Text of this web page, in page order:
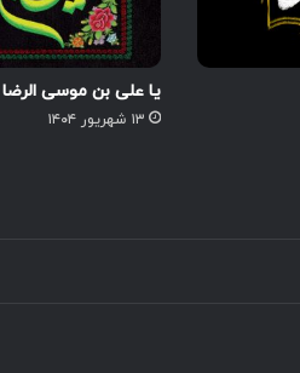
یا علی بن موسی الرضا
۱۳ شهریور ۱۴۰۴